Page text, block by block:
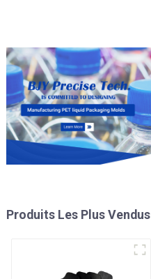
Produits Les Plus Vendus